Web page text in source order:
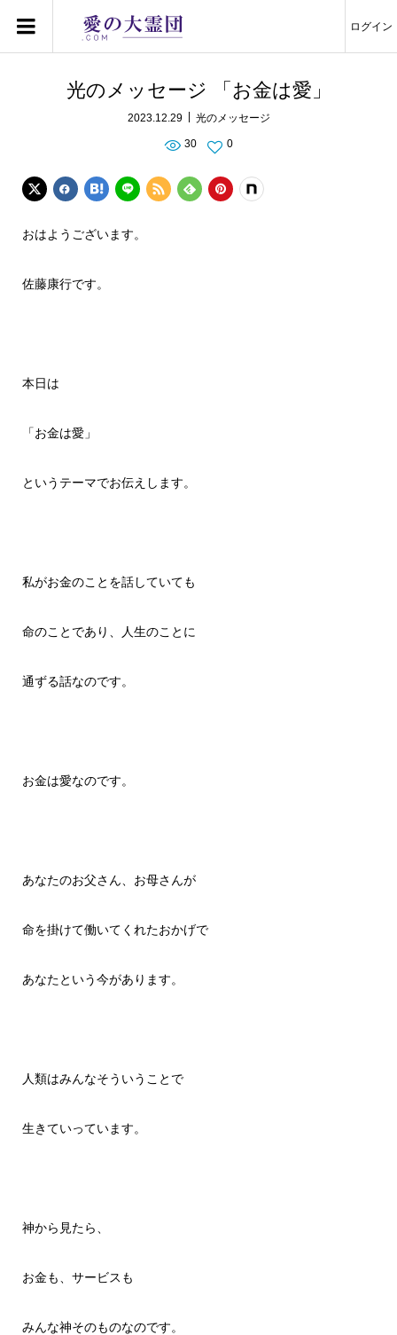
ログイン
光のメッセージ 「お金は愛」
2023.12.29 光のメッセージ
30 0
おはようございます。
佐藤康行です。
本日は
「お金は愛」
というテーマでお伝えします。
私がお金のことを話していても
命のことであり、人生のことに
通ずる話なのです。
お金は愛なのです。
あなたのお父さん、お母さんが
命を掛けて働いてくれたおかげで
あなたという今があります。
人類はみんなそういうことで
生きていっています。
神から見たら、
お金も、サービスも
みんな神そのものなのです。